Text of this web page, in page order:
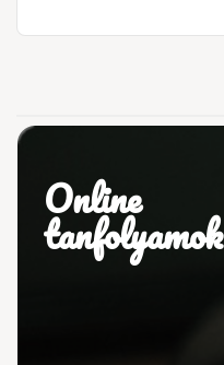
Online
tanfolyamok